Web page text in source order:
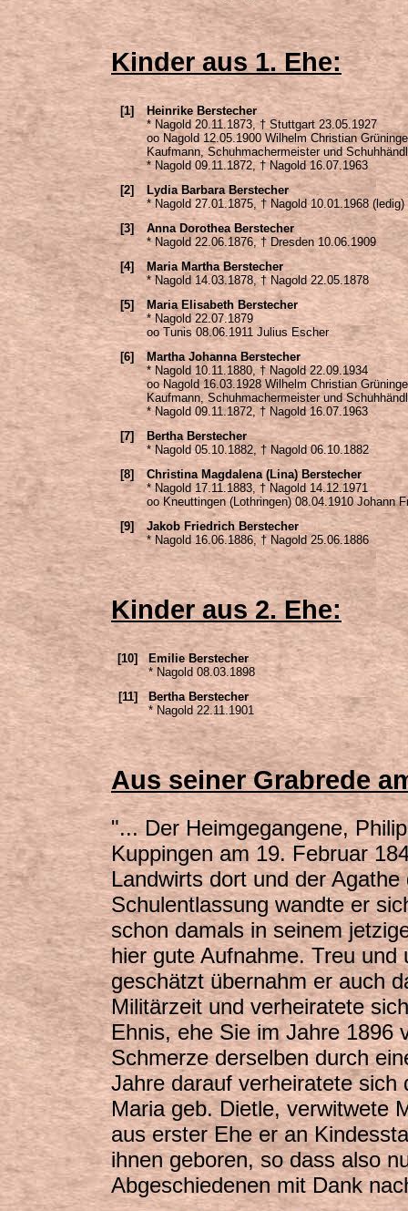
Kinder aus 1. Ehe:
[1]
Heinrike Berstecher
* Nagold 20.11.1873, † Stuttgart 23.05.1927
oo Nagold 12.05.1900 Wilhelm Christian
Kaufmann, Schuhmachermeister und
* Nagold 09.11.1872, † Nagold 16.07.1963
[2]
Lydia Barbara Berstecher
* Nagold 27.01.1875, † Nagold 10.01.1968 (ledig)
[3]
Anna Dorothea Berstecher
* Nagold 22.06.1876, † Dresden 10.06.1909
[4]
Maria Martha Berstecher
* Nagold 14.03.1878, † Nagold 22.05.1878
[5]
Maria Elisabeth Berstecher
* Nagold 22.07.1879
oo Tunis 08.06.1911 Julius Escher
[6]
Martha Johanna Berstecher
* Nagold 10.11.1880, † Nagold 22.09.1934
oo Nagold 16.03.1928 Wilhelm Christian
Kaufmann, Schuhmachermeister und
* Nagold 09.11.1872, † Nagold 16.07.1963
[7]
Bertha Berstecher
* Nagold 05.10.1882, † Nagold 06.10.1882
[8]
Christina Magdalena (Lina) Berstecher
* Nagold 17.11.1883, † Nagold 14.12.1971
oo Kneuttingen (Lothringen) 08.04.1910 Johann
[9]
Jakob Friedrich Berstecher
* Nagold 16.06.1886, † Nagold 25.06.1886
Kinder aus 2. Ehe:
[10]
Emilie Berstecher
* Nagold 08.03.1898
[11]
Bertha Berstecher
* Nagold 22.11.1901
Aus seiner Grabrede
"... Der Heimgegangene,
Kuppingen am 19. Februar
Landwirts dort und der
Schulentlassung wandte er
schon damals in seinem
hier gute Aufnahme. Treu
geschätzt übernahm er auch
Militärzeit und verheiratete
Ehnis, ehe Sie im Jahre 1896
Schmerze derselben durch
Jahre darauf verheiratete
Maria geb. Dietle, verwitwete
aus erster Ehe er an
ihnen geboren, so dass also
Abgeschiedenen mit Dank